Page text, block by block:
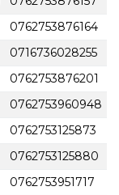
0762753876164
0716736028255
0762753876201
0762753960948
0762753125873
0762753125880
0762753951717